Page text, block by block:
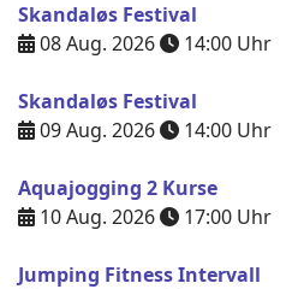
Skandaløs Festival
08 Aug. 2026
14:00 Uhr
Skandaløs Festival
09 Aug. 2026
14:00 Uhr
Aquajogging 2 Kurse
10 Aug. 2026
17:00 Uhr
Jumping Fitness Intervall